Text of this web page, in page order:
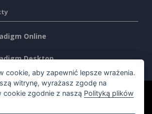
Online
Desktop
Wszelkie prawa zastrzeżone.
cookie, aby zapewnić lepsze wrażenia.
witrynę, wyrażasz zgodę na
cookie zgodnie z naszą Polityką plików